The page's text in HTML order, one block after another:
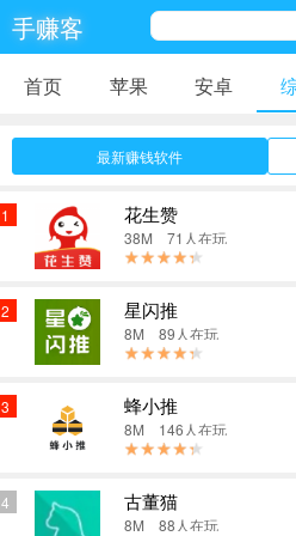
手赚客
首页 苹果 安卓
最新赚钱软件
1 花生赞
38M 71人在玩
2 星闪推
8M 89人在玩
3 蜂小推
8M 146人在玩
4 古董猫
8M 88人在玩